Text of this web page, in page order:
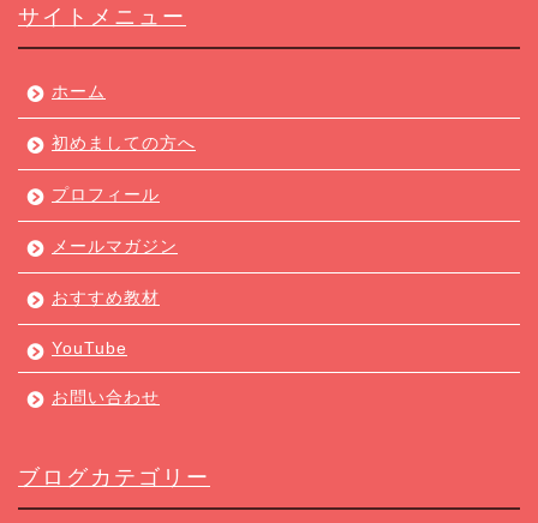
サイトメニュー
ホーム
初めましての方へ
プロフィール
メールマガジン
おすすめ教材
YouTube
お問い合わせ
ブログカテゴリー